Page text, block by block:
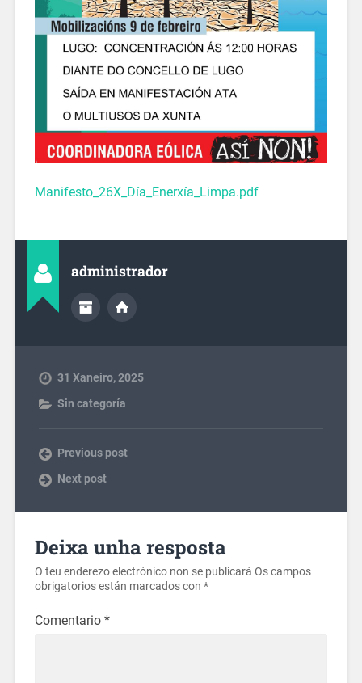
Manifesto_26X_Día_Enerxía_Limpa.pdf
administrador
31 Xaneiro, 2025
Sin categoría
Previous post
Next post
Deixa unha resposta
O teu enderezo electrónico non se publicará Os campos
obrigatorios están marcados con *
Comentario *